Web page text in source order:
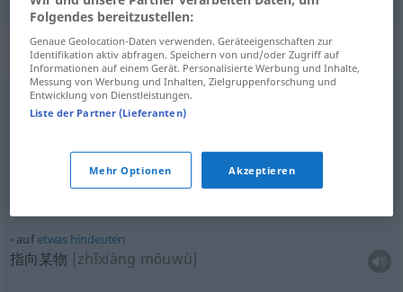
Beispielsätze für "auf"
auf die Dauer
[jiānchí]
aufetwas hindeuten
指向某物 [zhǐxiàng mǒuwù]
Folgendes bereitzustellen:
Genaue Geolocation-Daten verwenden. Geräteeigenschaften zur
Identifikation aktiv abfragen. Speichern von und/oder Zugriff auf
Informationen auf einem Gerät. Personalisierte Werbung und Inhalte,
Messung von Werbung und Inhalten, Zielgruppenforschung und
Entwicklung von Dienstleistungen.
Liste der Partner (Lieferanten)
Mehr Optionen Akzeptieren